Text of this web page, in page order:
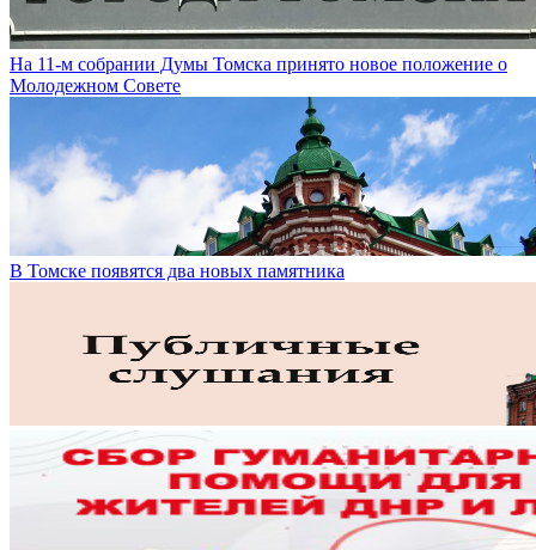
На 11-м собрании Думы Томска принято новое положение о
Молодежном Совете
В Томске появятся два новых памятника